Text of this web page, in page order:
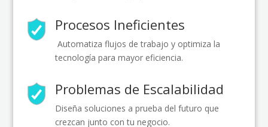
Procesos Ineficientes
Automatiza flujos de trabajo y optimiza la
tecnología para mayor eficiencia.
Problemas de Escalabilidad
Diseña soluciones a prueba del futuro que
crezcan junto con tu negocio.